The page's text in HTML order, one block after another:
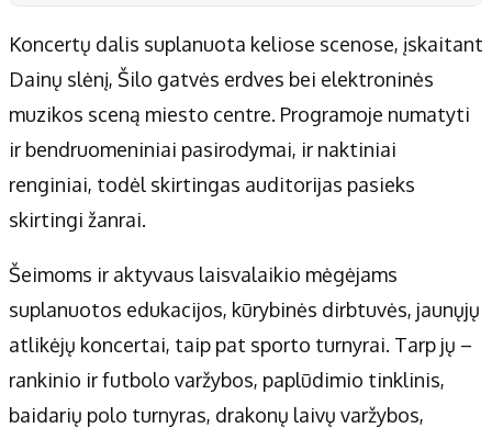
Koncertų dalis suplanuota keliose scenose, įskaitant
Dainų slėnį, Šilo gatvės erdves bei elektroninės
muzikos sceną miesto centre. Programoje numatyti
ir bendruomeniniai pasirodymai, ir naktiniai
renginiai, todėl skirtingas auditorijas pasieks
skirtingi žanrai.
Šeimoms ir aktyvaus laisvalaikio mėgėjams
suplanuotos edukacijos, kūrybinės dirbtuvės, jaunųjų
atlikėjų koncertai, taip pat sporto turnyrai. Tarp jų –
rankinio ir futbolo varžybos, paplūdimio tinklinis,
baidarių polo turnyras, drakonų laivų varžybos,